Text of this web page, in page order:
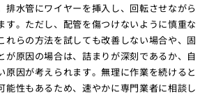
排水管にワイヤーを挿入し、回転させながら
す。ただし、配管を傷つけないように慎重な
れらの方法を試しても改善しない場合や、固
が原因の場合は、詰まりが深刻であるか、自
原因が考えられます。無理に作業を続けると
能性もあるため、速やかに専門業者に相談し